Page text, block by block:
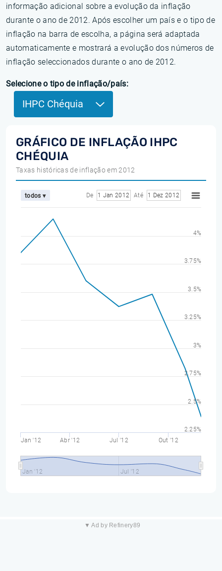
informação adicional sobre a evolução da inflação
durante o ano de 2012. Após escolher um país e o tipo de
inflação na barra de escolha, a página será adaptada
automaticamente e mostrará a evolução dos números de
inflação seleccionados durante o ano de 2012.
Selecione o tipo de inflação/país:
IHPC Chéquia
GRÁFICO DE INFLAÇÃO IHPC
CHÉQUIA
Taxas históricas de inflação em 2012
todos ▾ De 1 Jan 2012 Até 1 Dez 2012
Jan '12 Abr '12 Jul '12 Out '12
Jan '12 Jul '12
2.25%
2.5%
2.75%
3%
3.25%
3.5%
3.75%
4%
▼ Ad by Refinery89